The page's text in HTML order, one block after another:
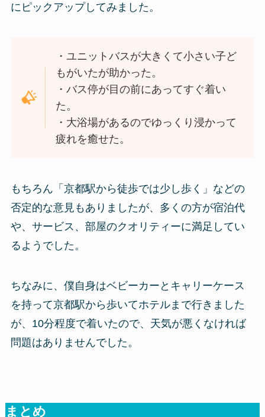
にピックアップしてみました。
・ユニットバスが大きくて小さい子ど
もがいたが助かった。
・バス停が目の前にあってすぐ着い
た。
・大浴場があるのでゆっくり浸かって
疲れを癒せた。
もちろん「京都駅から徒歩では少し歩く」などの
否定的な意見もありましたが、多くの方が宿泊代
や、サービス、部屋のクオリティーに満足してい
るようでした。
ちなみに、僕自身はベビーカーとキャリーケース
を持って京都駅から歩いてホテルまで行きました
が、10分程度で着いたので、天気が悪くなければ
問題はありませんでした。
まとめ